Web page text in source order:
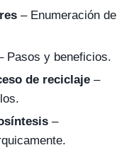
– Enumeración de
Pasos y beneficios.
de reciclaje –
–